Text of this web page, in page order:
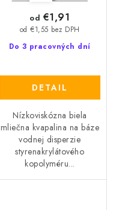
Do 3 pracovných dní
od €1,55 bez DPH
od €1,91
DETAIL
Nízkoviskózna biela
mliečna kvapalina na báze
vodnej disperzie
styrenakrylátového
kopolyméru...